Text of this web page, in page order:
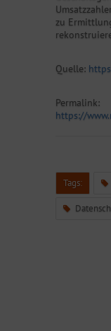
zu
Quelle:
Permalink:
https://
Tags: